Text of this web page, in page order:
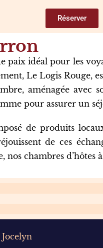
Réserver
paix idéal pour les
Le Logis
aménagée avec
pour assurer un
de produits
de ces
nos chambres d’hôtes à